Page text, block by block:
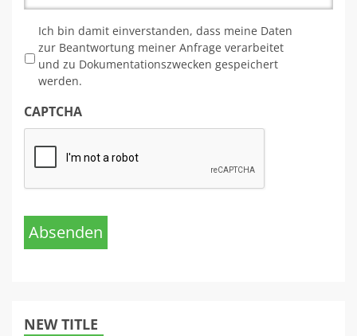
Ich bin damit einverstanden, dass meine Daten
zur Beantwortung meiner Anfrage verarbeitet
und zu Dokumentationszwecken gespeichert
werden.
CAPTCHA
Absenden
NEW TITLE